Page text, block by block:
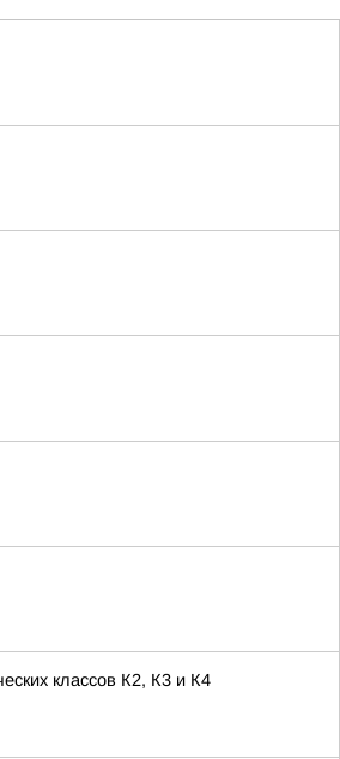
классов К2, К3 и К4